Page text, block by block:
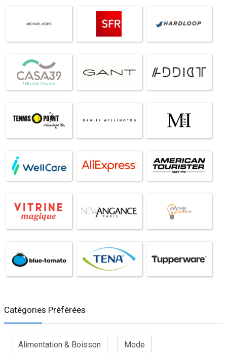
Catégories Préférées
Alimentation & Boisson Mode